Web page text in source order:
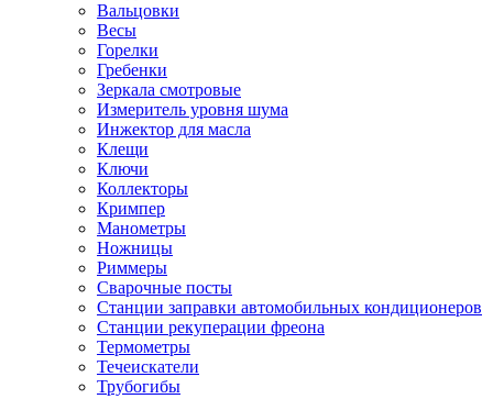
Вальцовки
Весы
Горелки
Гребенки
Зеркала смотровые
Измеритель уровня шума
Инжектор для масла
Клещи
Ключи
Коллекторы
Кримпер
Манометры
Ножницы
Риммеры
Сварочные посты
Станции заправки автомобильных кондиционеров
Станции рекуперации фреона
Термометры
Течеискатели
Трубогибы